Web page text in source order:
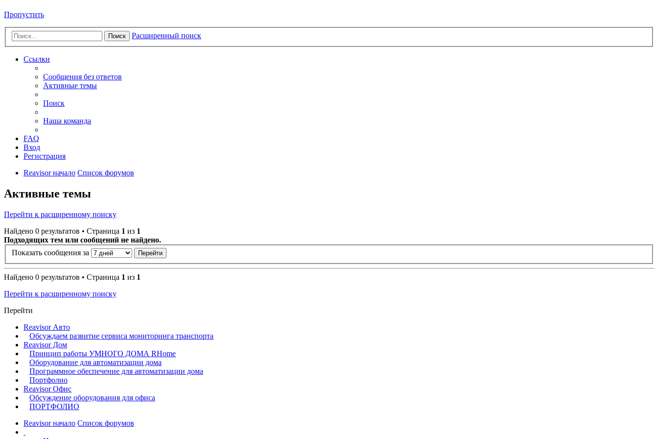
Пропустить
Поиск Расширенный поиск
Ссылки
Сообщения без ответов
Активные темы
Поиск
Наша команда
FAQ
Вход
Регистрация
Reavisor начало Список форумов
Активные темы
Перейти к расширенному поиску
Найдено 0 результатов • Страница 1 из 1
Подходящих тем или сообщений не найдено.
Показать сообщения за
Найдено 0 результатов • Страница 1 из 1
Перейти к расширенному поиску
Перейти
Reavisor Авто
Обсуждаем развитие сервиса мониторинга транспорта
Reavisor Дом
Принцип работы УМНОГО ДОМА RHome
Оборудование для автоматизации дома
Программное обеспечение для автоматизации дома
Портфолио
Reavisor Офис
Обсуждение оборудования для офиса
ПОРТФОЛИО
Reavisor начало Список форумов